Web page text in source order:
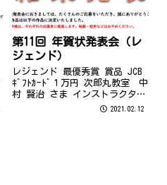
第11回 年賀状発表会（レ
ジェンド）
レジェンド 最優秀賞 賞品 JCB
ｷﾞﾌﾄｶｰﾄﾞ１万円 次郎丸教室 中
村 賢治 さま インストラクター
のコメント 細部にまでこだわっ
2021.02.12